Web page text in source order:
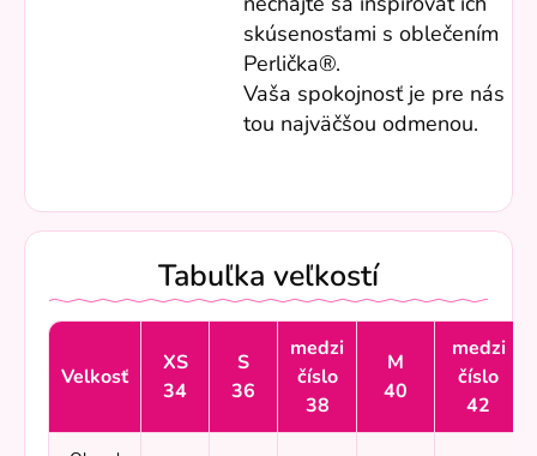
skúsenosťami s oblečením
Perlička®.
Vaša spokojnosť je pre nás
tou najväčšou odmenou.
Tabuľka veľkostí
Velkosť
XS
34
S
36
medzi
číslo
38
M
40
medzi
číslo
42